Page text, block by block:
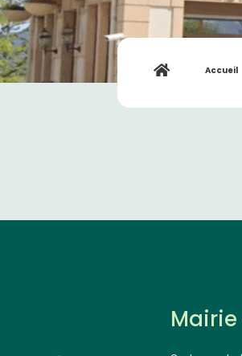
Accueil
Mairie